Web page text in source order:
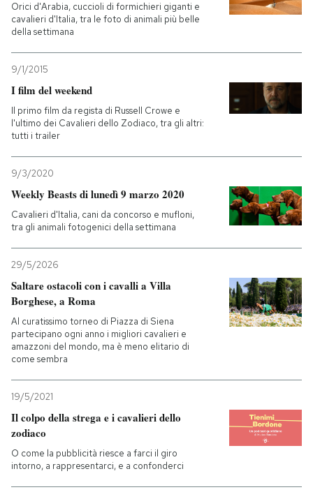
Orici d'Arabia, cuccioli di formichieri giganti e
cavalieri d'Italia, tra le foto di animali più belle
della settimana
9/1/2015
I film del weekend
Il primo film da regista di Russell Crowe e
l'ultimo dei Cavalieri dello Zodiaco, tra gli altri:
tutti i trailer
9/3/2020
Weekly Beasts di lunedì 9 marzo 2020
Cavalieri d'Italia, cani da concorso e mufloni,
tra gli animali fotogenici della settimana
29/5/2026
Saltare ostacoli con i cavalli a Villa
Borghese, a Roma
Al curatissimo torneo di Piazza di Siena
partecipano ogni anno i migliori cavalieri e
amazzoni del mondo, ma è meno elitario di
come sembra
19/5/2021
Il colpo della strega e i cavalieri dello
zodiaco
O come la pubblicità riesce a farci il giro
intorno, a rappresentarci, e a confonderci